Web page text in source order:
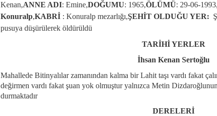
Kenan,ANNE ADI: Emine,DOĞUMU: 1965,ÖLÜMÜ: 29-06-1993,
Konuralp,KABRİ : Konuralp mezarlığı,ŞEHİT OLDUĞU YER:
pusuya düşürülerek öldürüldü
TARİHİ YERLER
İhsan Kenan Sertoğlu
Mahallede Bitinyalılar zamanından kalma bir Lahit taşı vardı fakat
değirmen vardı fakat şuan yok olmuştur yalnızca Metin
durmaktadır
DERELERİ